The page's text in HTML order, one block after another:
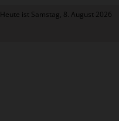
Heute ist Samstag, 8. August 2026